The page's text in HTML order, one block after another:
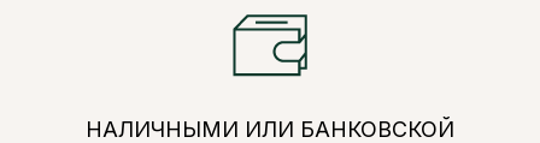
НАЛИЧНЫМИ ИЛИ БАНКОВСКОЙ